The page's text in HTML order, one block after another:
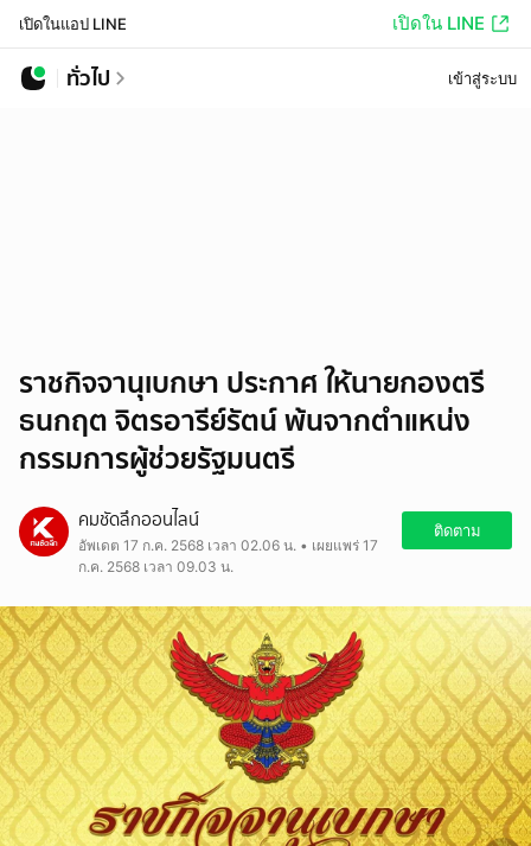
เปิดในแอป LINE เปิดใน LINE
ทั่วไป เข้าสู่ระบบ
ราชกิจจานุเบกษา ประกาศ ให้นายกองตรี
ธนกฤต จิตรอารีย์รัตน์ พ้นจากตำแหน่ง
กรรมการผู้ช่วยรัฐมนตรี
คมชัดลึกออนไลน์
อัพเดต 17 ก.ค. 2568 เวลา 02.06 น. • เผยแพร่ 17
ก.ค. 2568 เวลา 09.03 น.
ติดตาม